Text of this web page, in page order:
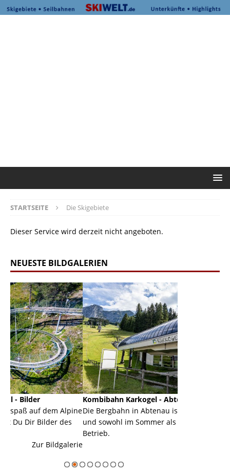
STARTSEITE Die Skigebiete
Dieser Service wird derzeit nicht angeboten.
NEUESTE BILDGALERIEN
Alpine
des
Kombibahn Karkogel - Abtenau - Salzburg
Die Bergbahn in Abtenau ist eine Kombibahn
und sowohl im Sommer als auch im Winter in